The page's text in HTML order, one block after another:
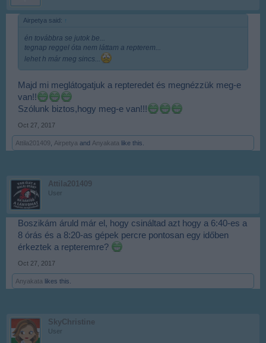
Airpetya said: ↑
én továbbra se jutok be...
tegnap reggel óta nem láttam a repterem...
lehet h már meg sincs...
Majd mi meglátogatjuk a repteredet és megnézzük meg-e
van!!
Szólunk biztos,hogy meg-e van!!!
Oct 27, 2017
Attila201409 Airpetya and Anyakata like this.
Attila201409
User
Boszikám áruld már el, hogy csináltad azt hogy a 6:40-es a
8 órás és a 8:20-as gépek percre pontosan egy időben
érkeztek a repteremre?
Oct 27, 2017
Anyakata likes this.
SkyChristine
User